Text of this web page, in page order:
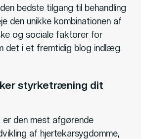
bedste tilgang til behandling
den unikke kombinationen af
og sociale faktorer for
det i et fremtidig blog indlæg.
styrketræning dit
den mest afgørende
af hjertekarsygdomme,